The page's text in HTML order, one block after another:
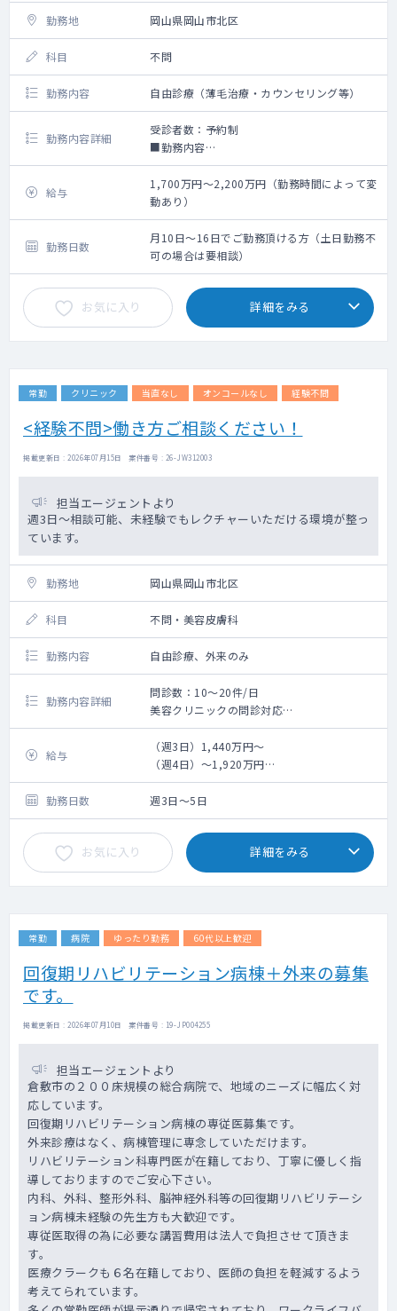
勤務地 岡山県岡山市北区
科目 不問
勤務内容 自由診療（薄毛治療・カウンセリング等）
勤務内容詳細
受診者数：予約制
■勤務内容
・問診票を元にカウンセリング
・薬の調合及び処方
・管理医師業務：保健所対応、未承認薬の輸
入時に名義をお借りする事 （本部に医療法人
担当・通関士がおりますので基本的には本部
対応です）
・手技：採血・皮下注射は必須業務でござい
ます
※営業・スタッフ教育・売上管理はございま
せん
給与
1,700万円～2,200万円（勤務時間によって変
動あり）
勤務日数
月10日～16日でご勤務頂ける方（土日勤務不
可の場合は要相談）
お気に入り 詳細をみる
常勤 クリニック 当直なし オンコールなし 経験不問
<経験不問>働き方ご相談ください！
掲載更新日 : 2026年07月15日 案件番号 : 26-JW312003
担当エージェントより
週3日～相談可能、未経験でもレクチャーいただける環境が整っ
ています。
勤務地 岡山県岡山市北区
科目 不問・美容皮膚科
勤務内容 自由診療、外来のみ
勤務内容詳細
問診数：10～20件/日
美容クリニックの問診対応
・脂肪溶解注射
・陰茎注射
給与
（週3日）1,440万円～
（週4日）～1,920万円
（週5日）～2,400万円
勤務日数
週3日～5日
お気に入り 詳細をみる
常勤 病院 ゆったり勤務 60代以上歓迎
回復期リハビリテーション病棟＋外来の募集
です。
掲載更新日 : 2026年07月10日 案件番号 : 19-JP004255
担当エージェントより
倉敷市の２００床規模の総合病院で、地域のニーズに幅広く対
応しています。
回復期リハビリテーション病棟の専従医募集です。
外来診療はなく、病棟管理に専念していただけます。
リハビリテーション科専門医が在籍しており、丁寧に優しく指
導しておりますのでご安心下さい。
内科、外科、整形外科、脳神経外科等の回復期リハビリテーシ
ョン病棟未経験の先生方も大歓迎です。
専従医取得の為に必要な講習費用は法人で負担させて頂きま
す。
医療クラークも６名在籍しており、医師の負担を軽減するよう
考えてられています。